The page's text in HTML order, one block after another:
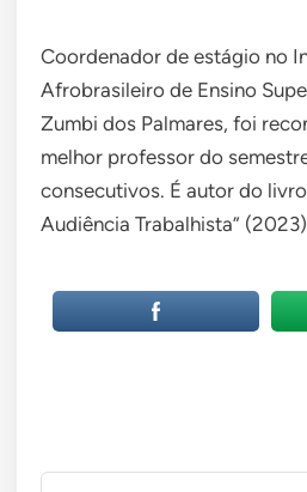
Coordenador de estágio no
Afrobrasileiro de Ensino
Zumbi dos Palmares, foi
melhor professor do
consecutivos. É autor do
Audiência Trabalhista”